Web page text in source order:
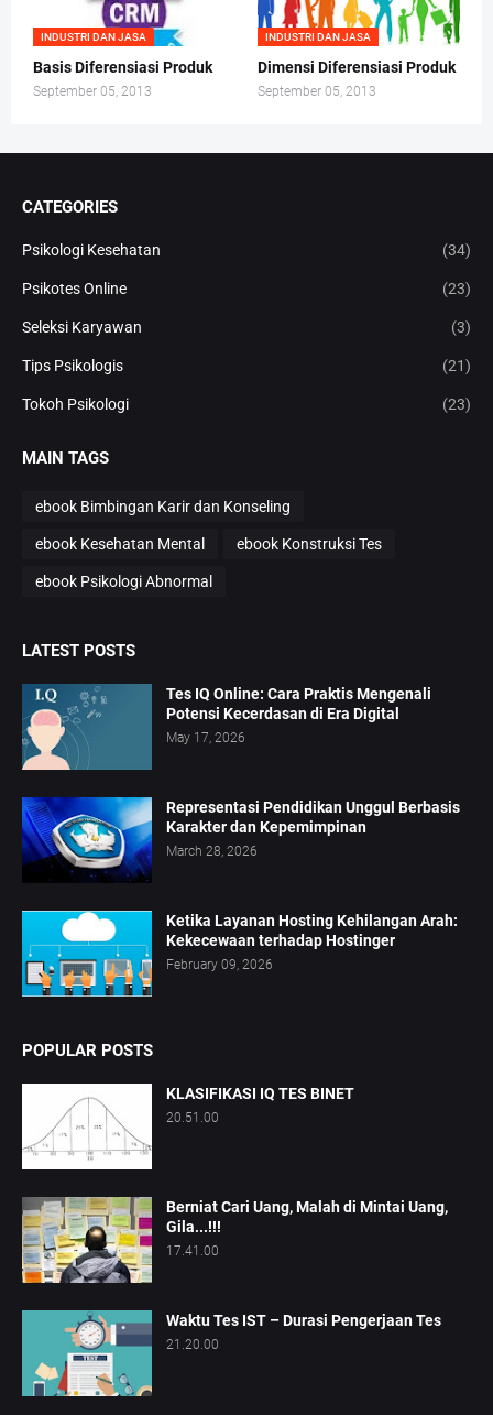
INDUSTRI DAN JASA
Basis Diferensiasi Produk
September 05, 2013
INDUSTRI DAN JASA
Dimensi Diferensiasi Produk
September 05, 2013
CATEGORIES
Psikologi Kesehatan (34)
Psikotes Online (23)
Seleksi Karyawan (3)
Tips Psikologis (21)
Tokoh Psikologi (23)
MAIN TAGS
ebook Bimbingan Karir dan Konseling
ebook Kesehatan Mental ebook Konstruksi Tes
ebook Psikologi Abnormal
LATEST POSTS
Tes IQ Online: Cara Praktis Mengenali
Potensi Kecerdasan di Era Digital
May 17, 2026
Representasi Pendidikan Unggul Berbasis
Karakter dan Kepemimpinan
March 28, 2026
Ketika Layanan Hosting Kehilangan Arah:
Kekecewaan terhadap Hostinger
February 09, 2026
POPULAR POSTS
KLASIFIKASI IQ TES BINET
20.51.00
Berniat Cari Uang, Malah di Mintai Uang,
Gila...!!!
17.41.00
Waktu Tes IST – Durasi Pengerjaan Tes
21.20.00